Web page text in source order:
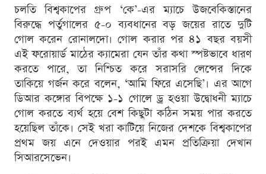
চলতি বিশ্বকাপের গ্রুপ ‘কে’-এর ম্যাচে উজবেকিস্তানের
বিরুদ্ধে পর্তুগালের ৫-০ ব্যবধানের বড় জয়ের রাতে দুটি
গোল করেন রোনালদো। গোল করার পর ৪১ বছর বয়সী
এই ফরোয়ার্ড মাঠের ক্যামেরা যেন তাঁর কথা স্পষ্টভাবে ধারণ
করতে পারে, তা নিশ্চিত করে সরাসরি লেন্সের দিকে
তাকিয়ে গর্জন করে বলেন, ‘আমি ফিরে এসেছি’। এর আগে
ডিআর কঙ্গোর বিপক্ষে ১-১ গোলে ড্র হওয়া উদ্বোধনী ম্যাচে
গোল করতে ব্যর্থ হয়ে বেশ কিছুটা কঠিন সময় পার করতে
হয়েছিল তাঁকে। সেই খরা কাটিয়ে নিজের দেশকে বিশ্বকাপের
প্রথম জয় এনে দেওয়ার পরই এমন প্রতিক্রিয়া দেখান
সিআরসেভেন।